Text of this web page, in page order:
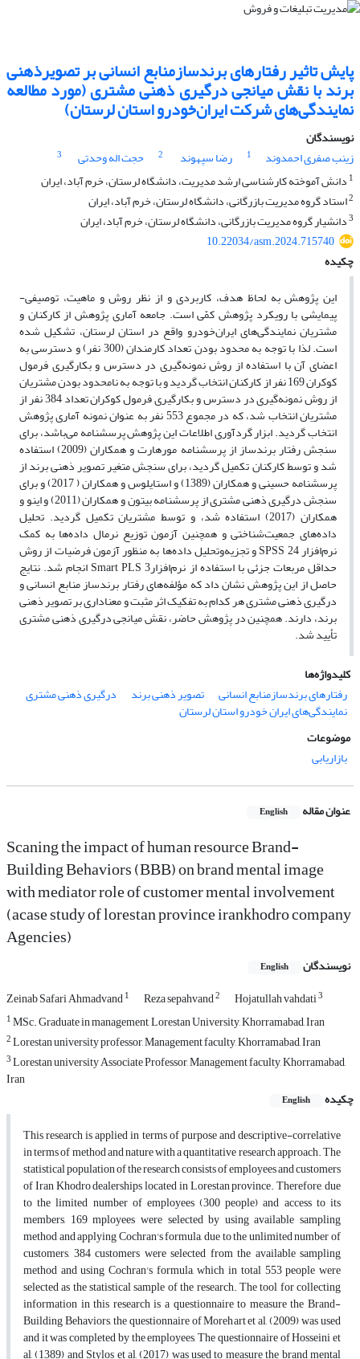
پایش تاثیر رفتارهای برندسازمنابع انسانی بر تصویرذهنی
برند با نقش میانجی درگیری ذهنی مشتری (مورد مطالعه
نمایندگی‌های شرکت ایران‌خودرو استان لرستان)
نویسندگان
زینب صفری احمدوند
1 رضا سپهوند 2 حجت اله وحدتی
3
1 دانش آموخته کارشناسی ارشد مدیریت، دانشگاه لرستان، خرم آباد، ایران
2استاد گروه مدیریت بازرگانی، دانشگاه لرستان، خرم آباد، ایران
3دانشیار گروه مدیریت بازرگانی، دانشگاه لرستان، خرم آباد، ایران
10.22034/asm.2024.715740
چکیده
این پژوهش به لحاظ هدف، کاربردی و از نظر روش و ماهیت، توصیفی-
پیمایشی با رویکرد پژوهش کمّی است. جامعه آماری پژوهش از کارکنان و
مشتریان نمایندگی‌های ایران‌خودرو واقع در استان لرستان، تشکیل شده
است. لذا با توجه به محدود بودن تعداد کارمندان (300 نفر) و دسترسی به
اعضای آن با استفاده از روش نمونه‌گیری در دسترس و بکارگیری فرمول
کوکران 169 نفر از کارکنان انتخاب گردید و با توجه به نامحدود بودن مشتریان
از روش نمونه‌گیری در دسترس و بکارگیری فرمول کوکران تعداد 384 نفر از
مشتریان انتخاب شد، که در مجموع 553 نفر به عنوان نمونه آماری پژوهش
انتخاب گردید. ابزار گردآوری اطلاعات این پژوهش پرسشنامه می‌باشد، برای
سنجش رفتار برندساز از پرسشنامه مورهارت و همکاران (2009) استفاده
شد و توسط کارکنان تکمیل گردید، برای سنجش متغیر تصویر ذهنی برند از
پرسشنامه حسینی و همکاران (1389) و استایلوس و همکاران ( 2017) و برای
سنجش درگیری ذهنی مشتری از پرسشنامه بیتون و همکاران (2011) و اینو و
همکاران (2017) استفاده شد، و توسط مشتریان تکمیل گردید. تحلیل
داده‌های جمعیت‌شناختی و همچنین آزمون توزیع نرمال داده‌ها به کمک
نرم‌افزار 24 SPSS و تجزیه‌وتحلیل داده‌ها به منظور آزمون فرضیات از روش
حداقل مربعات جزئی با استفاده از نرم‌افزارSmart PLS 3 انجام شد. نتایج
حاصل از این پژوهش نشان داد که مؤلفه‌های رفتار برندساز منابع انسانی و
درگیری ذهنی مشتری هر کدام به تفکیک اثر مثبت و معناداری بر تصویر ذهنی
برند، دارند. همچنین در پژوهش حاضر، نقش میانجی درگیری ذهنی مشتری
تأیید شد.
کلیدواژه‌ها
رفتارهای برندسازمنابع انسانی
تصویر ذهنی برند درگیری ذهنی مشتری
نمایندگی‌های ایران خودرو استان لرستان
موضوعات
بازاریابی
عنوان مقاله English
Scaning the impact of human resource Brand-
Building Behaviors (BBB) on brand mental image
with mediator role of customer mental involvement
(acase study of lorestan province irankhodro company
Agencies)
نویسندگان English
Zeinab Safari Ahmadvand1 Reza sepahvand2 Hojatullah vahdati3
1MSc. Graduate in management, Lorestan University, Khorramabad, Iran
2Lorestan university professor, Management faculty, Khorramabad, Iran
3Lorestan university Associate Professor, Management faculty, Khorramabad,
Iran
چکیده
English
This research is applied in terms of purpose and descriptive-correlative
in terms of method and nature with a quantitative research approach. The
statistical population of the research consists of employees and customers
of Iran Khodro dealerships located in Lorestan province. Therefore, due
to the limited number of employees (300 people) and access to its
members, 169 mployees were selected by using available sampling
method and applying Cochran's formula, due to the unlimited number of
customers, 384 customers were selected from the available sampling
method and using Cochran's formula, which in total 553 people were
selected as the statistical sample of the research. The tool for collecting
information in this research is a questionnaire to measure the Brand-
Building Behaviors, the questionnaire of Morehart et al, (2009) was used
and it was completed by the employees, The questionnaire of Hosseini et